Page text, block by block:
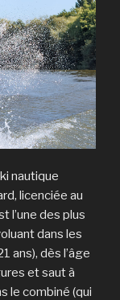
nautique
licenciée au
l’une des plus
dans les
ans), dès l’âge
et saut à
le combiné (qui